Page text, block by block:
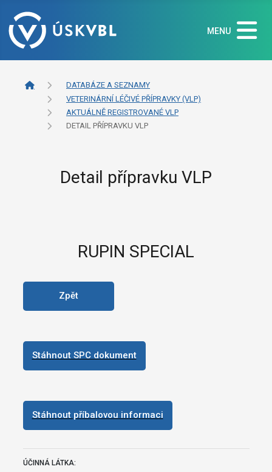
MENU
DATABÁZE A SEZNAMY
VETERINÁRNÍ LÉČIVÉ PŘÍPRAVKY (VLP)
AKTUÁLNĚ REGISTROVANÉ VLP
DETAIL PŘÍPRAVKU VLP
Detail přípravku VLP
RUPIN SPECIAL
Zpět
Stáhnout SPC dokument
Stáhnout příbalovou informaci
ÚČINNÁ LÁTKA: